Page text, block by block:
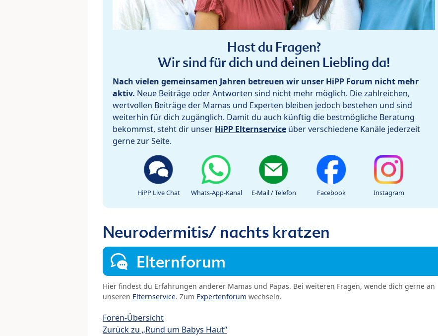
Hast du Fragen?
Wir sind für dich und deinen Liebling da!
Nach vielen gemeinsamen Jahren betreuen wir unser HiPP Forum nicht mehr
aktiv. Neue Beiträge oder Antworten sind nicht mehr möglich. Die zahlreichen,
wertvollen Beiträge der Mamas und Experten bleiben jedoch bestehen und sind
weiterhin für dich zugänglich. Damit du auch künftig die bestmögliche Beratung
bekommst, steht dir unser HiPP Elternservice über verschiedene Kanäle jederzeit
gerne zur Seite.
HiPP Live Chat Whats-App-Kanal E-Mail / Telefon Facebook Instagram
Neurodermitis/ nachts kratzen
Elternforum
Hier findest du Erfahrungen anderer Mamas und Papas. Bei weiteren Fragen, wende dich gerne an
unseren Elternservice. Zum Expertenforum wechseln.
Foren-Übersicht
Zurück zu „Rund um Babys Haut“